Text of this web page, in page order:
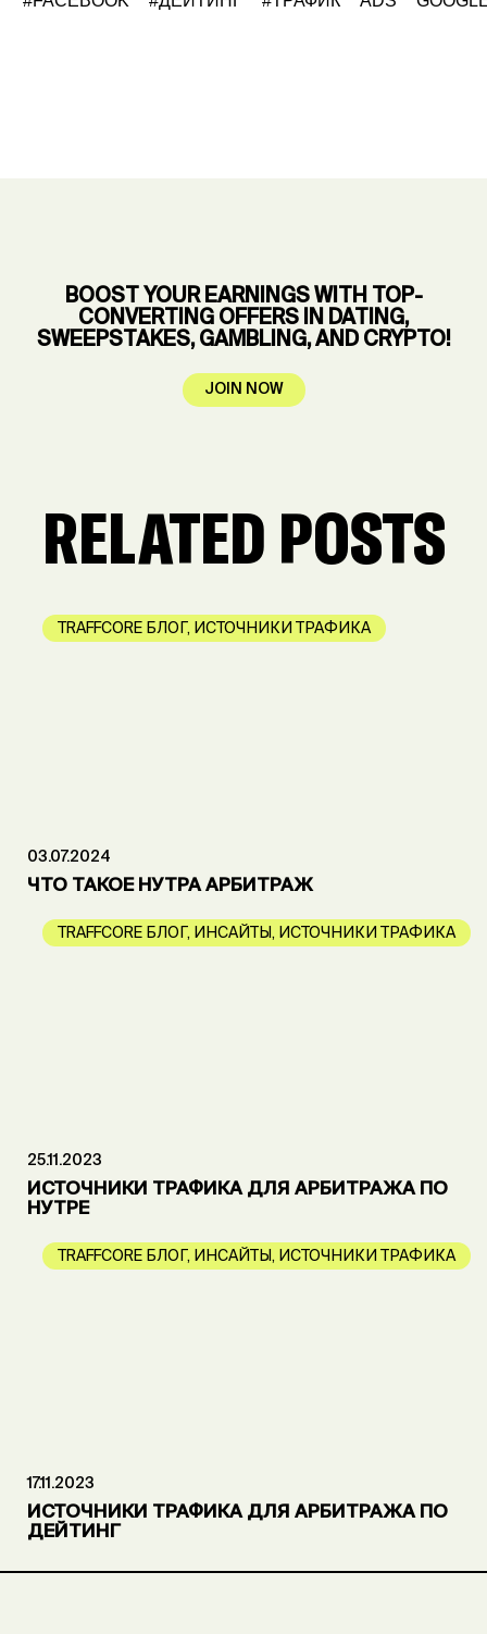
BOOST YOUR EARNINGS WITH TOP-
CONVERTING OFFERS IN DATING,
SWEEPSTAKES, GAMBLING, AND CRYPTO!
JOIN NOW
RELATED POSTS
TRAFFCORE БЛОГ, ИСТОЧНИКИ ТРАФИКА
03.07.2024
ЧТО ТАКОЕ НУТРА АРБИТРАЖ
TRAFFCORE БЛОГ, ИНСАЙТЫ , ИСТОЧНИКИ ТРАФИКА
25.11.2023
ИСТОЧНИКИ ТРАФИКА ДЛЯ АРБИТРАЖА ПО
НУТРЕ
TRAFFCORE БЛОГ, ИНСАЙТЫ , ИСТОЧНИКИ ТРАФИКА
17.11.2023
ИСТОЧНИКИ ТРАФИКА ДЛЯ АРБИТРАЖА ПО
ДЕЙТИНГ